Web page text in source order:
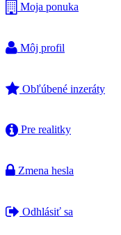
Moja ponuka
Môj profil
Obľúbené inzeráty
Pre realitky
Zmena hesla
Odhlásiť sa